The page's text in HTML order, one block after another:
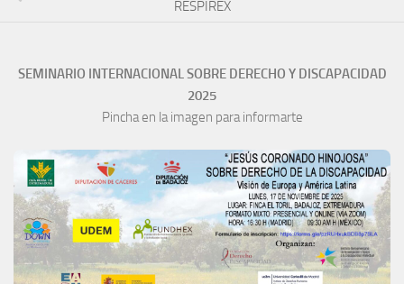
RESPIREX
SEMINARIO INTERNACIONAL SOBRE DERECHO Y DISCAPACIDAD
2025
Pincha en la imagen para informarte